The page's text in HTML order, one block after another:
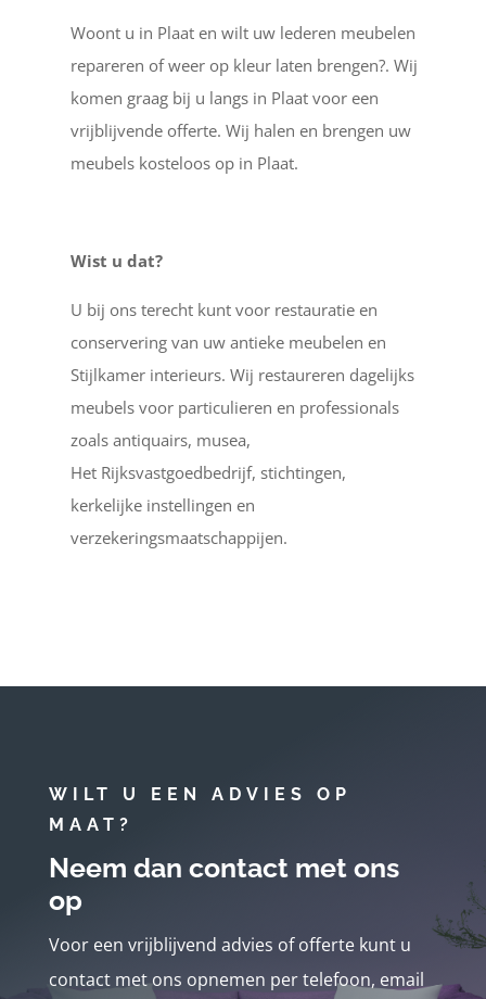
Woont u in Plaat en wilt uw lederen meubelen
repareren of weer op kleur laten brengen?. Wij
komen graag bij u langs in Plaat voor een
vrijblijvende offerte. Wij halen en brengen uw
meubels kosteloos op in Plaat.
Wist u dat?
U bij ons terecht kunt voor restauratie en
conservering van uw antieke meubelen en
Stijlkamer interieurs. Wij restaureren dagelijks
meubels voor particulieren en professionals
zoals antiquairs, musea,
Het Rijksvastgoedbedrijf, stichtingen,
kerkelijke instellingen en
verzekeringsmaatschappijen.
WILT U EEN ADVIES OP
MAAT?
Neem dan contact met ons
op
Voor een vrijblijvend advies of offerte kunt u
contact met ons opnemen per telefoon, email